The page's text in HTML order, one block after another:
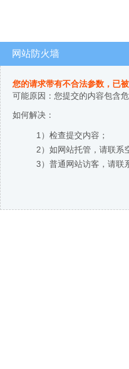
网站防火墙
您的请求带有不合法参数，已
可能原因：您提交的内容包含
如何解决：
1）检查提交内容；
2）如网站托管，请联系
3）普通网站访客，请联